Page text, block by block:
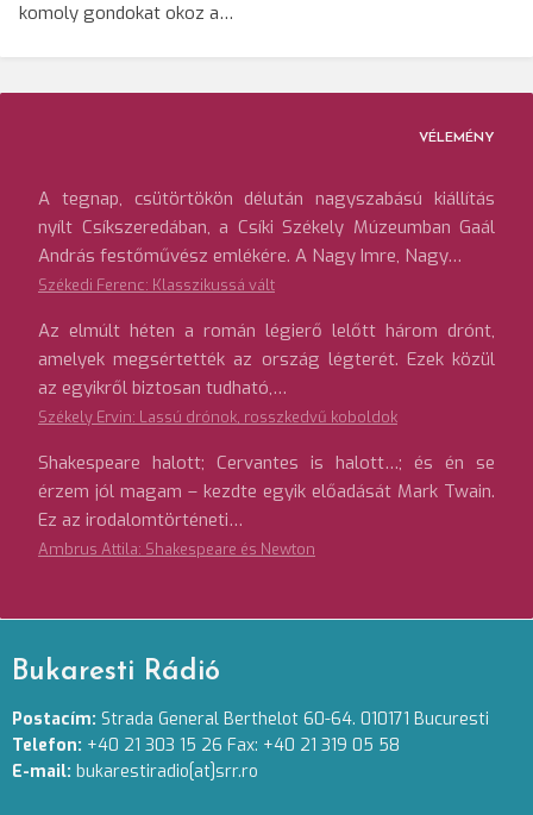
komoly gondokat okoz a…
VÉLEMÉNY
A tegnap, csütörtökön délután nagyszabású kiállítás
nyílt Csíkszeredában, a Csíki Székely Múzeumban Gaál
András festőművész emlékére. A Nagy Imre, Nagy…
Székedi Ferenc: Klasszikussá vált
Az elmúlt héten a román légierő lelőtt három drónt,
amelyek megsértették az ország légterét. Ezek közül
az egyikről biztosan tudható,…
Székely Ervin: Lassú drónok, rosszkedvű koboldok
Shakespeare halott; Cervantes is halott…; és én se
érzem jól magam – kezdte egyik előadását Mark Twain.
Ez az irodalomtörténeti…
Ambrus Attila: Shakespeare és Newton
Bukaresti Rádió
Postacím: Strada General Berthelot 60-64. 010171 Bucuresti
Telefon: +40 21 303 15 26 Fax: +40 21 319 05 58
E-mail: bukarestiradio[at]srr.ro